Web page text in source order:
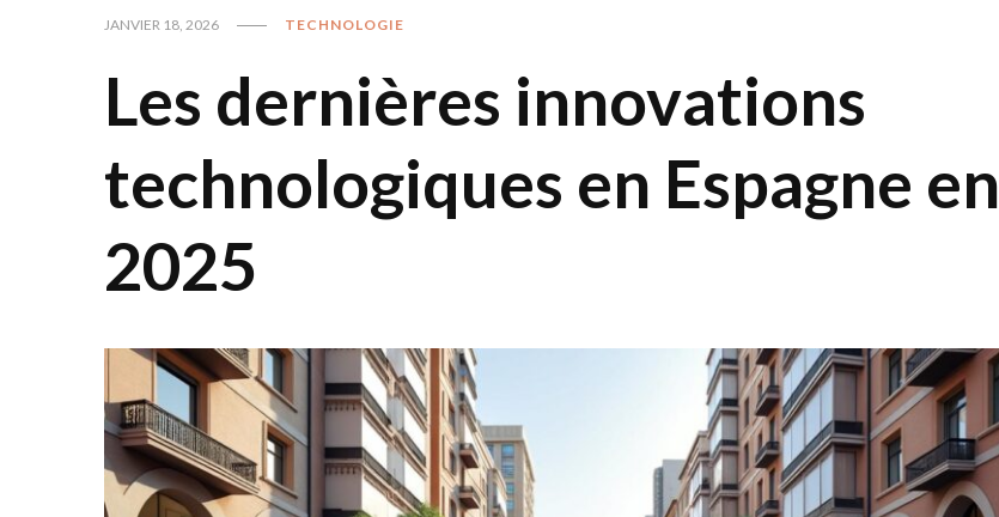
JANVIER 18, 2026 TECHNOLOGIE
Les dernières innovations
technologiques en Espagne en
2025